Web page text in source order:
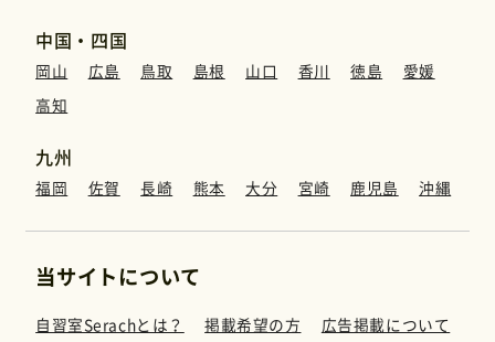
中国・四国
岡山 広島 鳥取 島根 山口 香川 徳島
愛媛
高知
九州
福岡 佐賀 長崎 熊本 大分 宮崎 鹿児島 沖縄
当サイトについて
自習室Serachとは？ 掲載希望の方 広告掲載について